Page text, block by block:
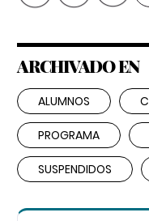
ARCHIVADO EN
ALUMNOS
PROGRAMA
SUSPENDIDOS